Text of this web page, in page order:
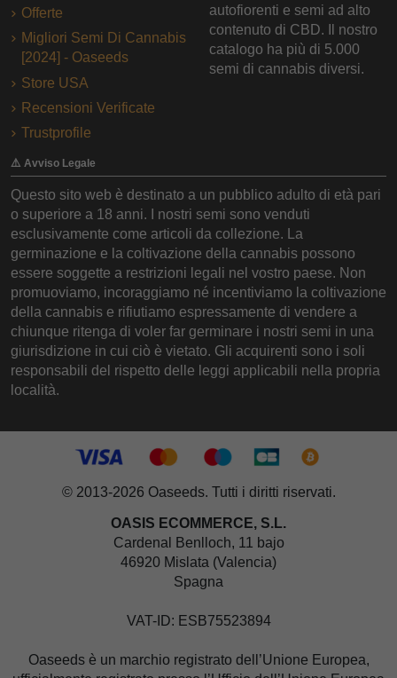
Offerte
Migliori Semi Di Cannabis
[2024] - Oaseeds
Store USA
Recensioni Verificate
Trustprofile
autofiorenti e semi ad alto
contenuto di CBD. Il nostro
catalogo ha più di 5.000
semi di cannabis diversi.
⚠️ Avviso Legale
Questo sito web è destinato a un pubblico adulto di età pari
o superiore a 18 anni. I nostri semi sono venduti
esclusivamente come articoli da collezione. La
germinazione e la coltivazione della cannabis possono
essere soggette a restrizioni legali nel vostro paese. Non
promuoviamo, incoraggiamo né incentiviamo la coltivazione
della cannabis e rifiutiamo espressamente di vendere a
chiunque ritenga di voler far germinare i nostri semi in una
giurisdizione in cui ciò è vietato. Gli acquirenti sono i soli
responsabili del rispetto delle leggi applicabili nella propria
località.
© 2013-2026 Oaseeds. Tutti i diritti riservati.
OASIS ECOMMERCE, S.L.
Cardenal Benlloch, 11 bajo
46920 Mislata (Valencia)
Spagna
VAT-ID: ESB75523894
Oaseeds è un marchio registrato dell’Unione Europea,